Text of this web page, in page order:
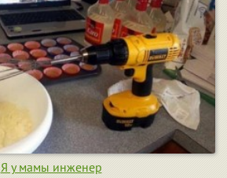
Я у мамы инженер